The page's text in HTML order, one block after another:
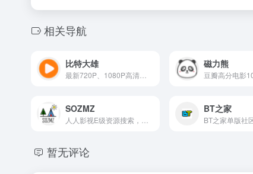
相关导航
比特大雄 磁力熊
SOZMZ BT之家
暂无评论